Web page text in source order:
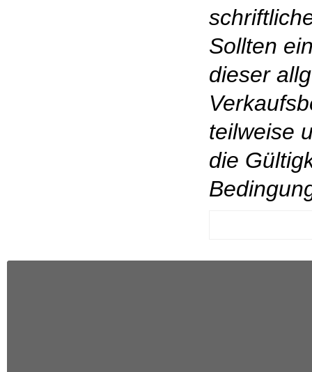
Sollten
dieser
teilweise
die